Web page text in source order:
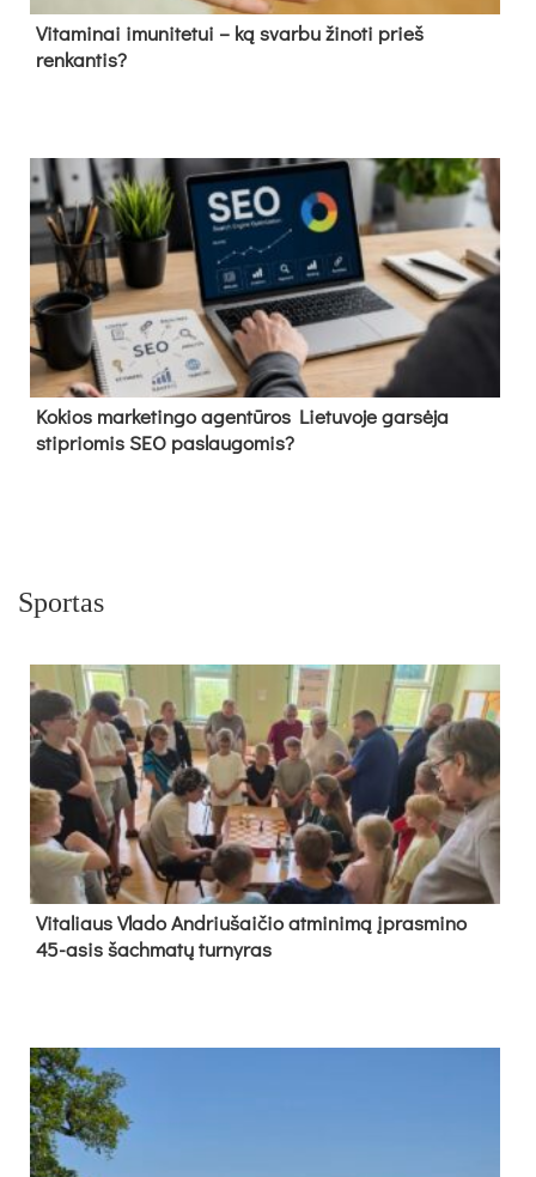
Vitaminai imunitetui – ką svarbu žinoti prieš
renkantis?
Kokios marketingo agentūros Lietuvoje garsėja
stipriomis SEO paslaugomis?
Sportas
Vi­ta­liaus Vla­do And­riu­šai­čio at­mi­ni­mą įpras­mi­no
45-asis šach­ma­tų tur­ny­ras